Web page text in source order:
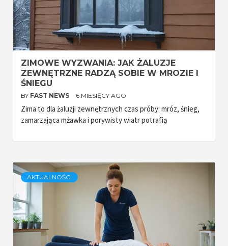
ZIMOWE WYZWANIA: JAK ŻALUZJE
ZEWNĘTRZNE RADZĄ SOBIE W MROZIE I
ŚNIEGU
BY FAST NEWS 6 MIESIĘCY AGO
Zima to dla żaluzji zewnętrznych czas próby: mróz, śnieg,
zamarzająca mżawka i porywisty wiatr potrafią
AKTUALNOŚCI